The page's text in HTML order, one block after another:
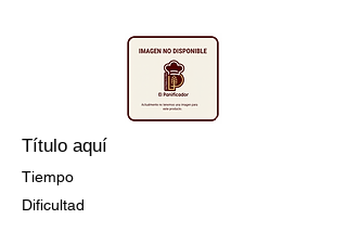
Título aquí
Tiempo
Dificultad